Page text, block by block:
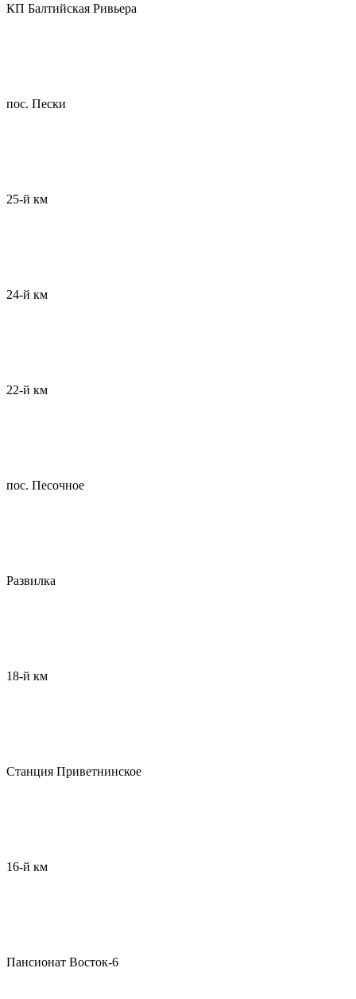
КП Балтийская Ривьера
пос. Пески
25-й км
24-й км
22-й км
пос. Песочное
Развилка
18-й км
Станция Приветнинское
16-й км
Пансионат Восток-6